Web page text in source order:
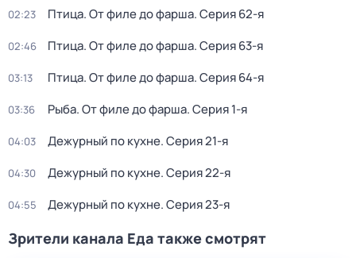
02:23 Птица. От филе до фарша. Серия 62-я
02:46 Птица. От филе до фарша. Серия 63-я
03:13 Птица. От филе до фарша. Серия 64-я
03:36 Рыба. От филе до фарша. Серия 1-я
04:03 Дежурный по кухне. Серия 21-я
04:30 Дежурный по кухне. Серия 22-я
04:55 Дежурный по кухне. Серия 23-я
Зрители канала Еда также смотрят